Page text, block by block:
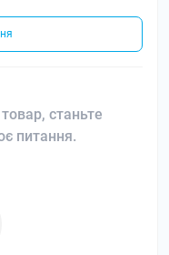
станьте
питання.